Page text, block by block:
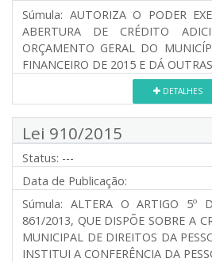
Súmula: AUTORIZA O PODER
ABERTURA DE CRÉDITO
ORÇAMENTO GERAL DO
FINANCEIRO DE 2015 E DÁ
DETALHES
Lei 910/2015
Status: ---
Data de Publicação:
Súmula: ALTERA O ARTIGO 5º
861/2013, QUE DISPÕE SOBRE A
MUNICIPAL DE DIREITOS DA
INSTITUI A CONFERÊNCIA DA